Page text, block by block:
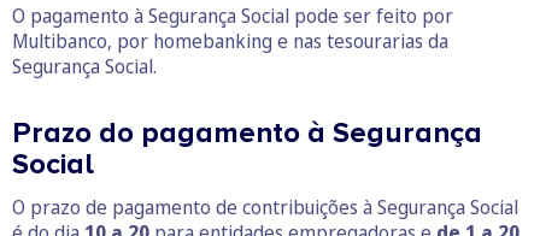
O pagamento à Segurança Social pode ser feito por
Multibanco, por homebanking e nas tesourarias da
Segurança Social.
Prazo do pagamento à Segurança
Social
O prazo de pagamento de contribuições à Segurança Social